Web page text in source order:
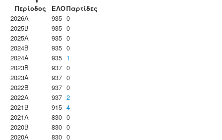
Περίοδος ΕΛΟΠαρτίδες
2026A
935 0
2025B
935 0
2025A
935 0
2024B
935 0
2024A
935 1
2023B
937 0
2023Α
937 0
2022B
937 0
2022A
937 2
2021B
915 4
2021A
830 0
2020B
830 0
2020A
830 0